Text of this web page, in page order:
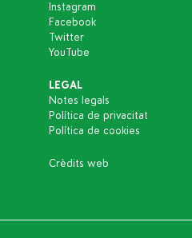
Instagram
Facebook
Twitter
YouTube
LEGAL
Notes legals
Política de privacitat
Política de cookies
Crèdits web